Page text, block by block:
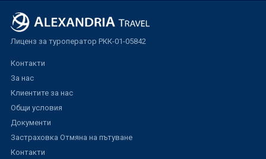
Лиценз за туроператор РКК-01-05842
Контакти
За нас
Клиентите за нас
Общи условия
Документи
Застраховка Отмяна на пътуване
Контакти